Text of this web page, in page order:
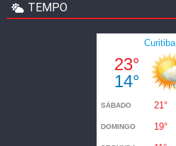
TEMPO